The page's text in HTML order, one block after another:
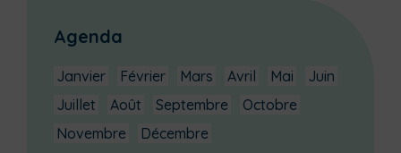
Agenda
Janvier Février Mars Avril Mai
Juin
Juillet
Août Septembre
Octobre
Novembre
Décembre